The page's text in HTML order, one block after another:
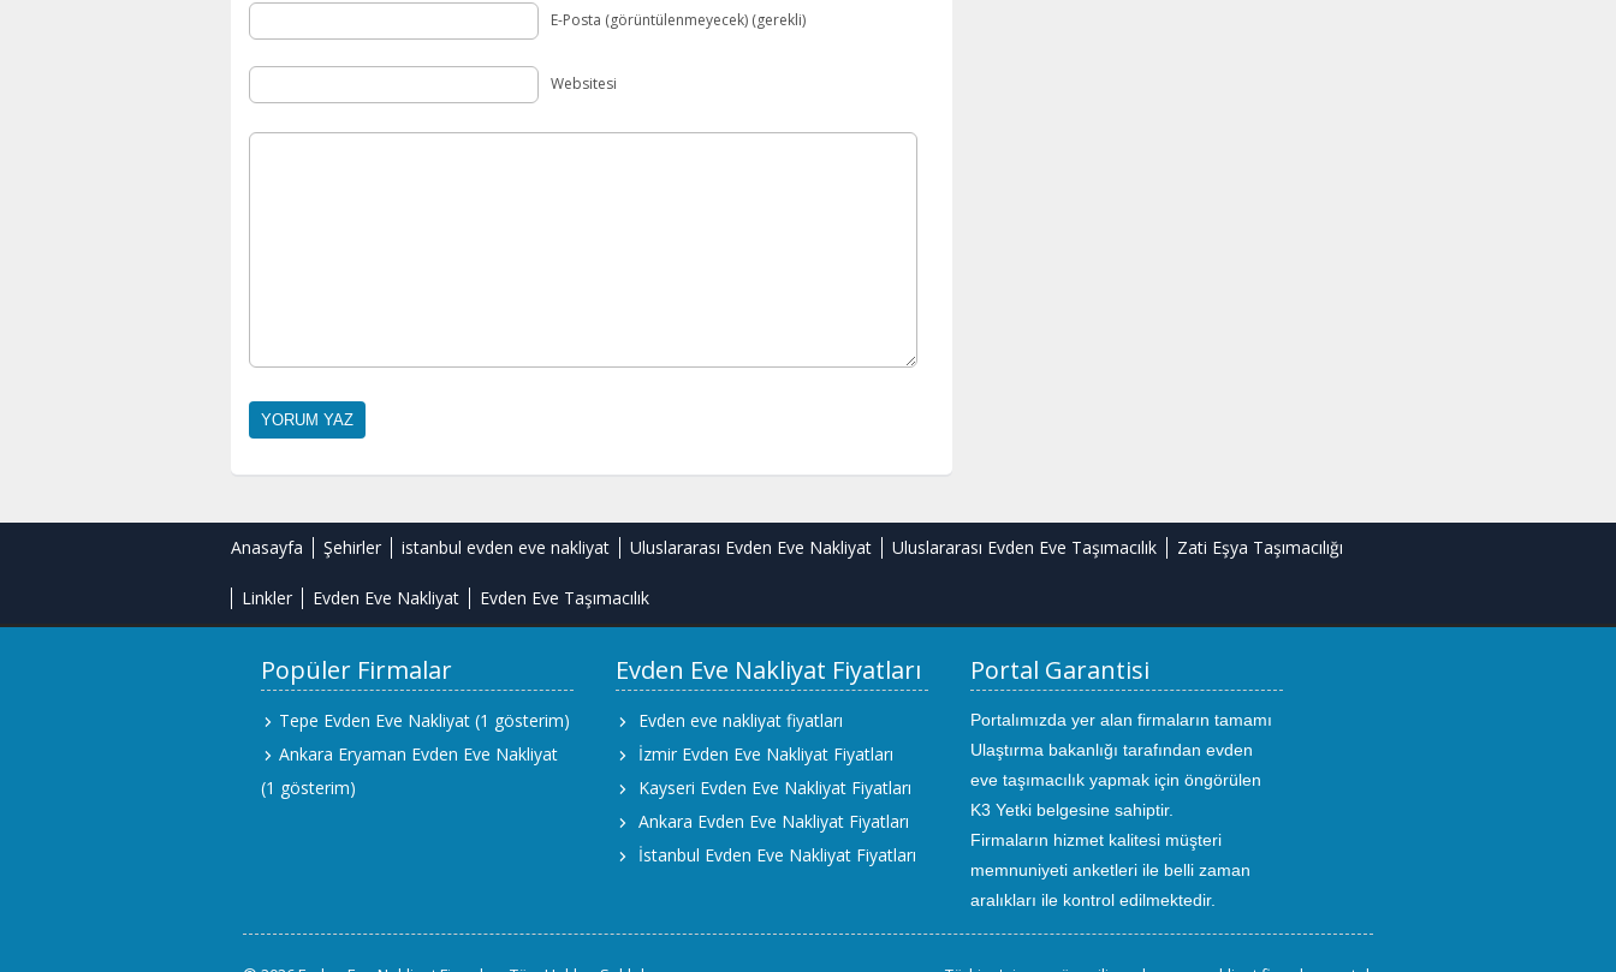
E-Posta (görüntülenmeyecek) (gerekli)
Websitesi
Anasayfa Şehirler istanbul evden eve nakliyat Uluslararası Evden Eve Nakliyat Uluslararası Evden Eve Taşımacılık Zati Eşya Taşımacılığı
Linkler Evden Eve Nakliyat Evden Eve Taşımacılık
Popüler Firmalar
Tepe Evden Eve Nakliyat (1 gösterim)
Ankara Eryaman Evden Eve Nakliyat
(1 gösterim)
Evden Eve Nakliyat Fiyatları
Evden eve nakliyat fiyatları
İzmir Evden Eve Nakliyat Fiyatları
Kayseri Evden Eve Nakliyat Fiyatları
Ankara Evden Eve Nakliyat Fiyatları
İstanbul Evden Eve Nakliyat Fiyatları
Portal Garantisi
Portalımızda yer alan firmaların tamamı
Ulaştırma bakanlığı tarafından evden
eve taşımacılık yapmak için öngörülen
K3 Yetki belgesine sahiptir.
Firmaların hizmet kalitesi müşteri
memnuniyeti anketleri ile belli zaman
aralıkları ile kontrol edilmektedir.